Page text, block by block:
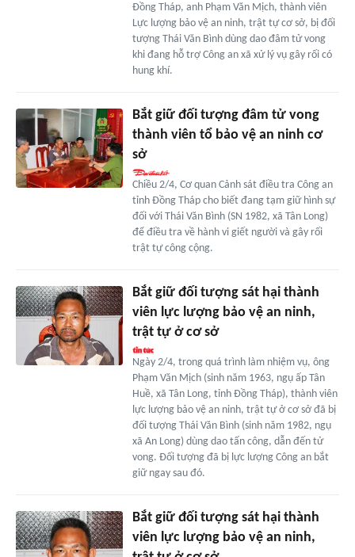
Đồng Tháp, anh Phạm Văn Mịch, thành viên
Lực lượng bảo vệ an ninh, trật tự cơ sở, bị đối
tượng Thái Văn Bình dùng dao đâm tử vong
khi đang hỗ trợ Công an xã xử lý vụ gây rối có
hung khí.
Bắt giữ đối tượng đâm tử vong
thành viên tổ bảo vệ an ninh cơ
sở
Chiều 2/4, Cơ quan Cảnh sát điều tra Công an
tỉnh Đồng Tháp cho biết đang tạm giữ hình sự
đối với Thái Văn Bình (SN 1982, xã Tân Long)
để điều tra về hành vi giết người và gây rối
trật tự công cộng.
Bắt giữ đối tượng sát hại thành
viên lực lượng bảo vệ an ninh,
trật tự ở cơ sở
Ngày 2/4, trong quá trình làm nhiệm vụ, ông
Phạm Văn Mịch (sinh năm 1963, ngụ ấp Tân
Huề, xã Tân Long, tỉnh Đồng Tháp), thành viên
lực lượng bảo vệ an ninh, trật tự ở cơ sở đã bị
đối tượng Thái Văn Bình (sinh năm 1982, ngụ
xã An Long) dùng dao tấn công, dẫn đến tử
vong. Đối tượng đã bị lực lượng Công an bắt
giữ ngay sau đó.
Bắt giữ đối tượng sát hại thành
viên lực lượng bảo vệ an ninh,